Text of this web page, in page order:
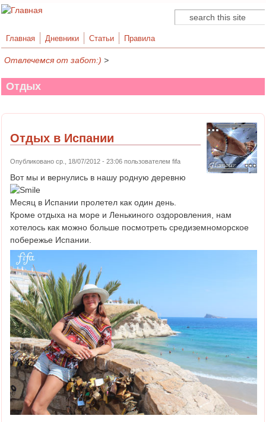
Форма поиска
Поиск
Главная Дневники Статьи Правила
Отвлечемся от забот:) >
Отдых
Отдых в Испании
Опубликовано ср., 18/07/2012 - 23:06 пользователем fifa
Вот мы и вернулись в нашу родную деревню
Месяц в Испании пролетел как один день.
Кроме отдыха на море и Ленькиного оздоровления, нам
хотелось как можно больше посмотреть средиземноморское
побережье Испании.